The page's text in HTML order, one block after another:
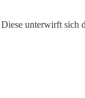
unterwirft sich